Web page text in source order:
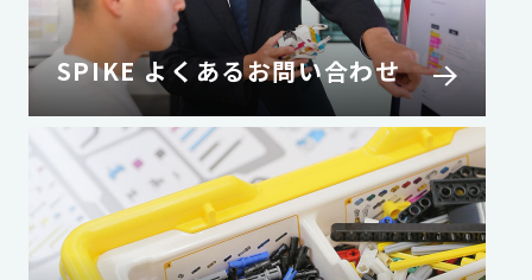
SPIKE よくあるお問い合わせ